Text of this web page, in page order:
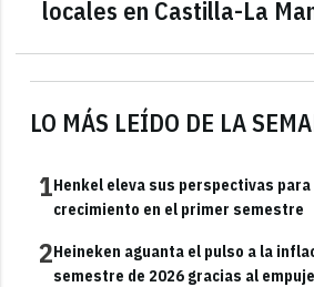
LO MÁS LEÍDO DE LA
1Henkel eleva sus perspectivas
crecimiento en el primer semestre
2Heineken aguanta el pulso a la
semestre de 2026 gracias al
locales en Castilla-La